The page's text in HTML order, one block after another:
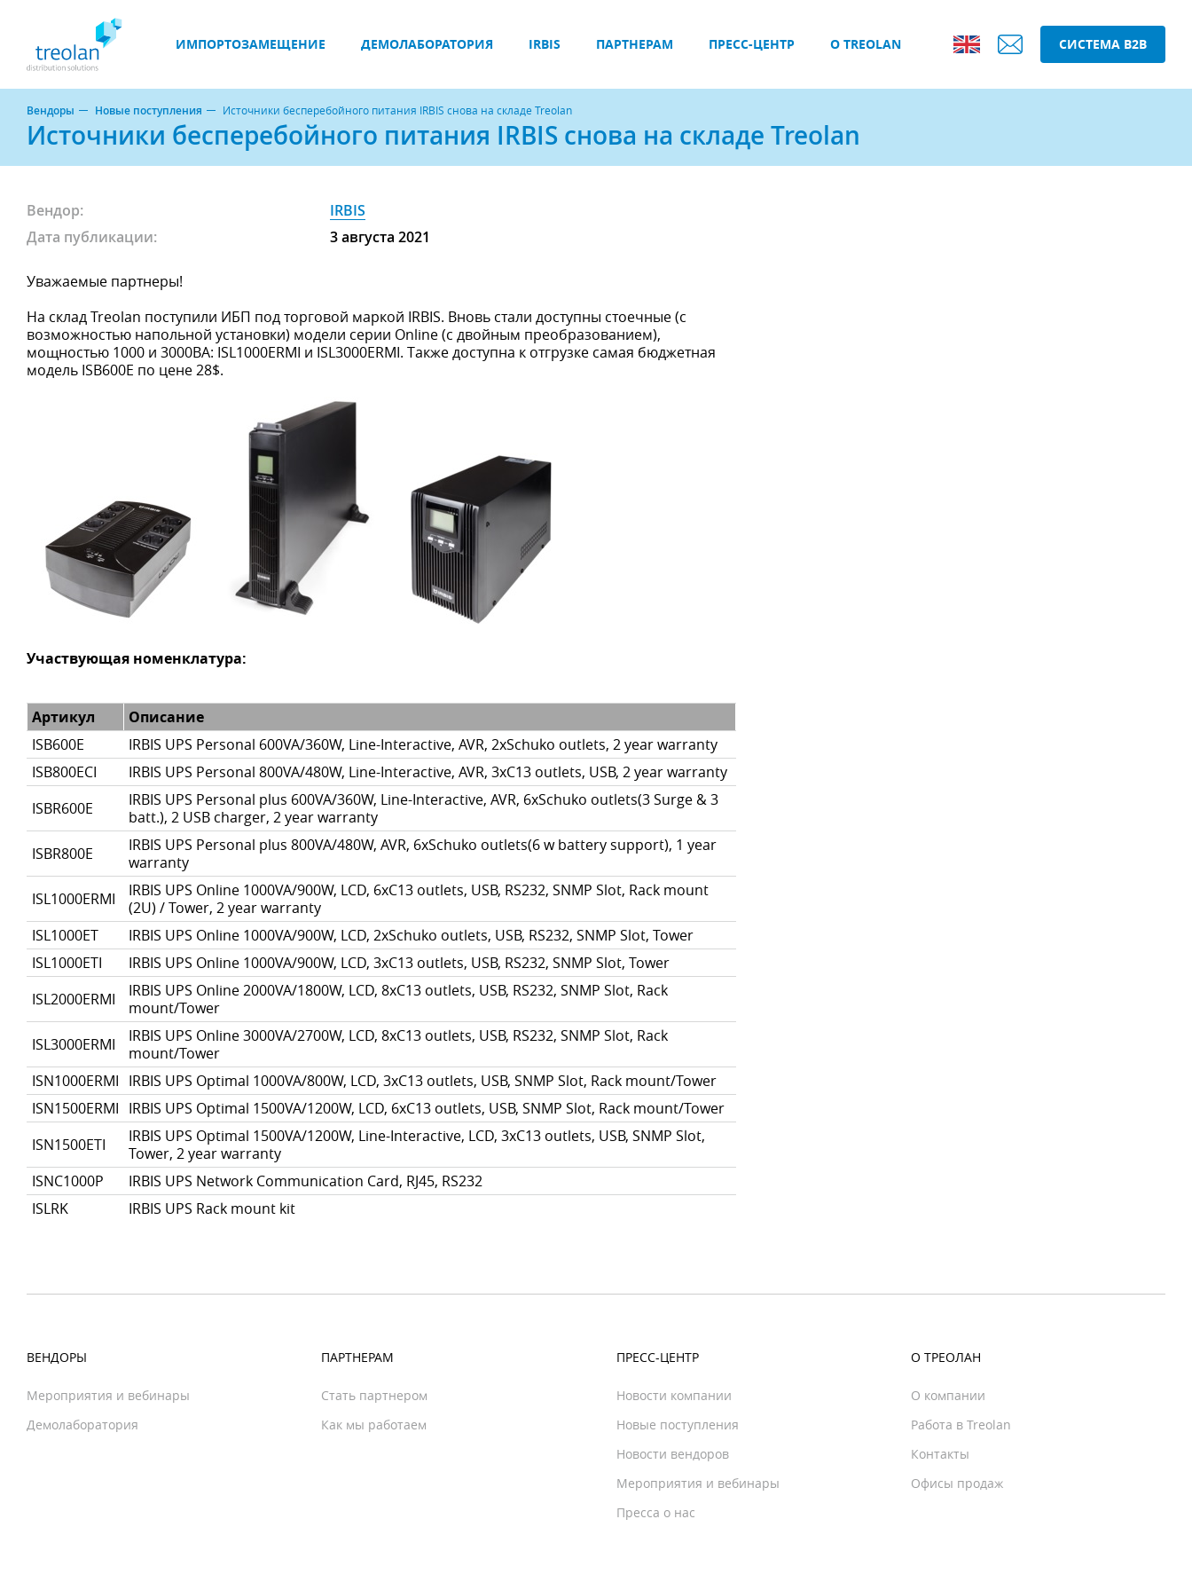
ИМПОРТОЗАМЕЩЕНИЕ ДЕМОЛАБОРАТОРИЯ IRBIS ПАРТНЕРАМ ПРЕСС-ЦЕНТР О TREOLAN СИСТЕМА B2B
Вендоры Новые поступления Источники бесперебойного питания IRBIS снова на складе Treolan
Источники бесперебойного питания IRBIS снова на складе Treolan
Вендор:
IRBIS
Дата публикации:
3 августа 2021
Уважаемые партнеры!
На склад Treolan поступили ИБП под торговой маркой IRBIS. Вновь стали доступны стоечные (с
возможностью напольной установки) модели серии Online (с двойным преобразованием),
мощностью 1000 и 3000ВА: ISL1000ERMI и ISL3000ERMI. Также доступна к отгрузке самая бюджетная
модель ISB600E по цене 28$.
Участвующая номенклатура:
Артикул
Описание
ISB600E
IRBIS UPS Personal 600VA/360W, Line-Interactive, AVR, 2xSchuko outlets, 2 year warranty
ISB800ECI
IRBIS UPS Personal 800VA/480W, Line-Interactive, AVR, 3xC13 outlets, USB, 2 year warranty
ISBR600E
IRBIS UPS Personal plus 600VA/360W, Line-Interactive, AVR, 6xSchuko outlets(3 Surge & 3
batt.), 2 USB charger, 2 year warranty
ISBR800E
IRBIS UPS Personal plus 800VA/480W, AVR, 6xSchuko outlets(6 w battery support), 1 year
warranty
ISL1000ERMI
IRBIS UPS Online 1000VA/900W, LCD, 6xC13 outlets, USB, RS232, SNMP Slot, Rack mount
(2U) / Tower, 2 year warranty
ISL1000ET
IRBIS UPS Online 1000VA/900W, LCD, 2xSchuko outlets, USB, RS232, SNMP Slot, Tower
ISL1000ETI
IRBIS UPS Online 1000VA/900W, LCD, 3xC13 outlets, USB, RS232, SNMP Slot, Tower
ISL2000ERMI
IRBIS UPS Online 2000VA/1800W, LCD, 8xC13 outlets, USB, RS232, SNMP Slot, Rack
mount/Tower
ISL3000ERMI
IRBIS UPS Online 3000VA/2700W, LCD, 8xC13 outlets, USB, RS232, SNMP Slot, Rack
mount/Tower
ISN1000ERMI IRBIS UPS Optimal 1000VA/800W, LCD, 3xC13 outlets, USB, SNMP Slot, Rack mount/Tower
ISN1500ERMI IRBIS UPS Optimal 1500VA/1200W, LCD, 6xC13 outlets, USB, SNMP Slot, Rack mount/Tower
ISN1500ETI
IRBIS UPS Optimal 1500VA/1200W, Line-Interactive, LCD, 3xC13 outlets, USB, SNMP Slot,
Tower, 2 year warranty
ISNC1000P
IRBIS UPS Network Communication Card, RJ45, RS232
ISLRK
IRBIS UPS Rack mount kit
ВЕНДОРЫ
Мероприятия и вебинары
Демолаборатория
ПАРТНЕРАМ
Стать партнером
Как мы работаем
ПРЕСС-ЦЕНТР
Новости компании
Новые поступления
Новости вендоров
Мероприятия и вебинары
Пресса о нас
О ТРЕОЛАН
О компании
Работа в Treolan
Контакты
Офисы продаж